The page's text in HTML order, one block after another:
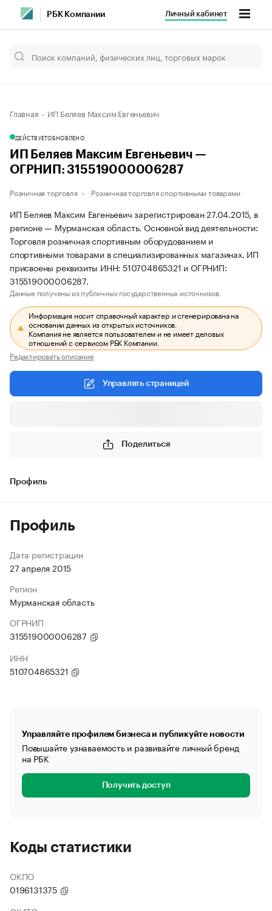
РБК Компании Личный кабинет
Главная ИП Беляев Максим Евгеньевич
ДЕЙСТВУЕТОБНОВЛЕНО
ИП Беляев Максим Евгеньевич —
ОГРНИП: 315519000006287
Розничная торговля Розничная торговля спортивными товарами
ИП Беляев Максим Евгеньевич зарегистрирован 27.04.2015, в
регионе — Мурманская область. Основной вид деятельности:
Торговля розничная спортивным оборудованием и
спортивными товарами в специализированных магазинах. ИП
присвоены реквизиты ИНН: 510704865321 и ОГРНИП:
315519000006287.
Данные получены из публичных государственных источников.
Информация носит справочный характер и сгенерирована на
основании данных из открытых источников.
Компания не является пользователем и не имеет деловых
отношений с сервисом РБК Компании.
Редактировать описание
Управлять страницей
Поделиться
Профиль
Профиль
Дата регистрации
27 апреля 2015
Регион
Мурманская область
ОГРНИП
315519000006287
ИНН
510704865321
Управляйте профилем бизнеса и публикуйте новости
Повышайте узнаваемость и развивайте личный бренд
на РБК
Получить доступ
Коды статистики
ОКПО
0196131375